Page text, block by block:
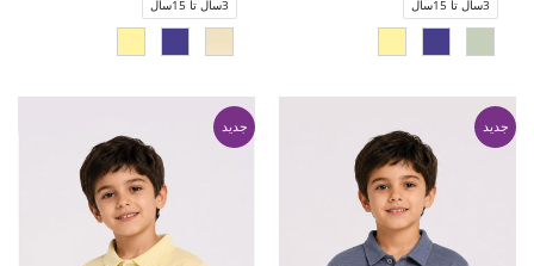
3سال تا 15سال 3سال تا 15سال
جدید جدید